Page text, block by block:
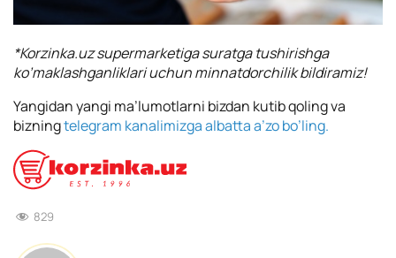
*Korzinka.uz supermarketiga suratga tushirishga
ko’maklashganliklari uchun minnatdorchilik bildiramiz!
Yangidan yangi ma’lumotlarni bizdan kutib qoling va
bizningtelegram kanalimizga albatta a’zo bo’ling.
829